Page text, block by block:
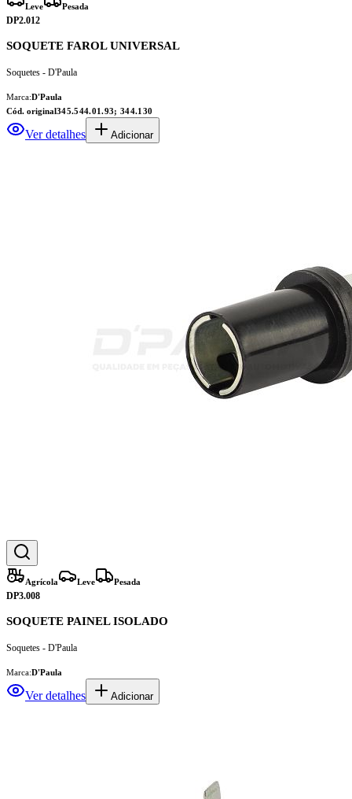
Leve Pesada
DP2.012
SOQUETE FAROL UNIVERSAL
Soquetes - D'Paula
Marca:D'Paula
Cód. original345.544.01.93; 344.130
Ver detalhes Adicionar
Agrícola Leve Pesada
DP3.008
SOQUETE PAINEL ISOLADO
Soquetes - D'Paula
Marca:D'Paula
Ver detalhes Adicionar